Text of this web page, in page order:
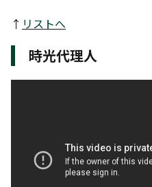
↑ リストへ
時光代理人